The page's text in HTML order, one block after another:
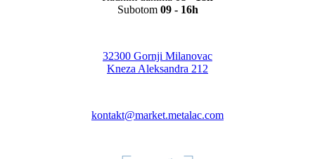
Subotom 09 - 16h
32300 Gornji Milanovac
Kneza Aleksandra 212
kontakt@market.metalac.com